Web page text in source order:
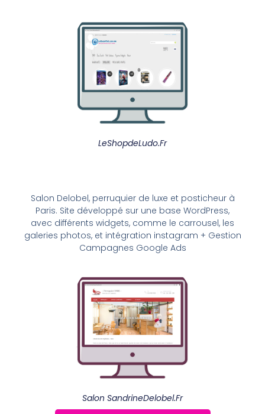
LeShopdeLudo.fr
Salon Delobel, perruquier de luxe et posticheur à
Paris. Site développé sur une base WordPress,
avec différents widgets, comme le carrousel, les
galeries photos, et intégration instagram + Gestion
Campagnes Google Ads
Salon SandrineDelobel.fr